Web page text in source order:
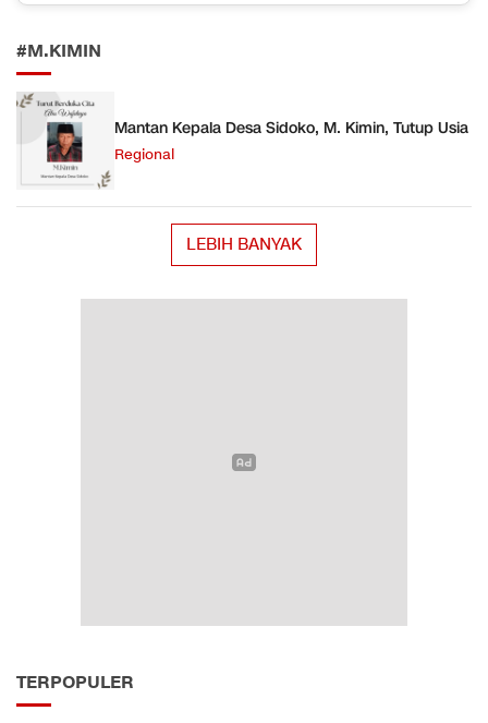
#M.KIMIN
Mantan Kepala Desa Sidoko, M. Kimin, Tutup Usia
Regional
LEBIH BANYAK
TERPOPULER